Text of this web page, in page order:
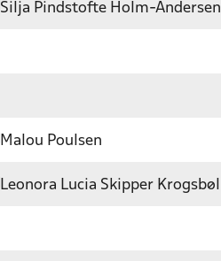
Silja Pindstofte Holm-Andersen
Malou Poulsen
Leonora Lucia Skipper Krogsbøll